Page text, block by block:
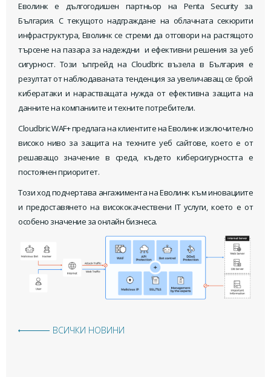
Еволинк е дългогодишен партньор на Penta Security за
България. С текущото надграждане на облачната секюрити
инфраструктура, Еволинк се стреми да отговори на растящото
търсене на пазара за надeждни и ефективни решения за уеб
сигурност. Този ъпгрейд на Cloudbric възела в България е
резултат от наблюдаваната тенденция за увеличаващ се брой
кибератаки и нарастващата нужда от ефективна защита на
данните на компаниите и техните потребители.
Cloudbric WAF+ предлага на клиентите на Еволинк изключително
високо ниво за защита на техните уеб сайтове, което е от
решаващо значение в среда, където киберсигурността е
постоянен приоритет.
Този ход подчертава ангажимента на Еволинк към иновациите
и предоставянето на висококачествени IT услуги, което е от
особено значение за онлайн бизнеса.
ВСИЧКИ НОВИНИ